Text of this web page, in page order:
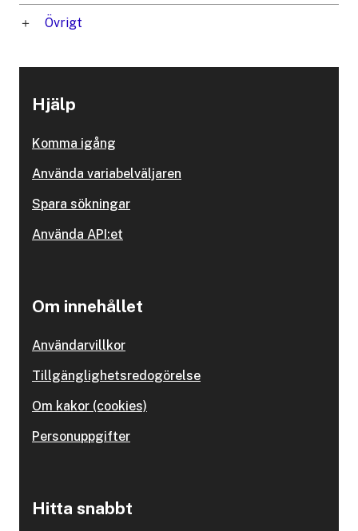
Övrigt
Hjälp
Komma igång
Använda variabelväljaren
Spara sökningar
Använda API:et
Om innehållet
Användarvillkor
Tillgänglighetsredogörelse
Om kakor (cookies)
Personuppgifter
Hitta snabbt